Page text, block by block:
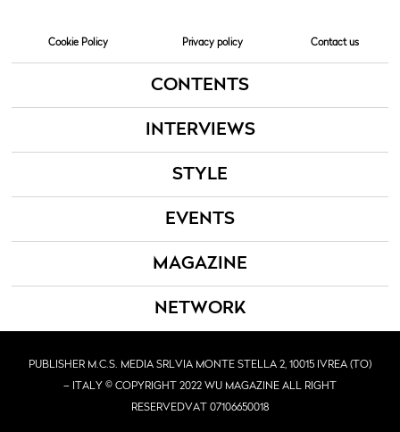
Cookie Policy Privacy policy Contact us
CONTENTS
INTERVIEWS
STYLE
EVENTS
MAGAZINE
NETWORK
PUBLISHER M.C.S. MEDIA SRL VIA MONTE STELLA 2, 10015 IVREA (TO)
– ITALY © COPYRIGHT 2022 WU MAGAZINE ALL RIGHT
RESERVEDVAT 07106650018